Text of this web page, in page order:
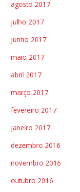
agosto 2017
julho 2017
junho 2017
maio 2017
abril 2017
março 2017
fevereiro 2017
janeiro 2017
dezembro 2016
novembro 2016
outubro 2016